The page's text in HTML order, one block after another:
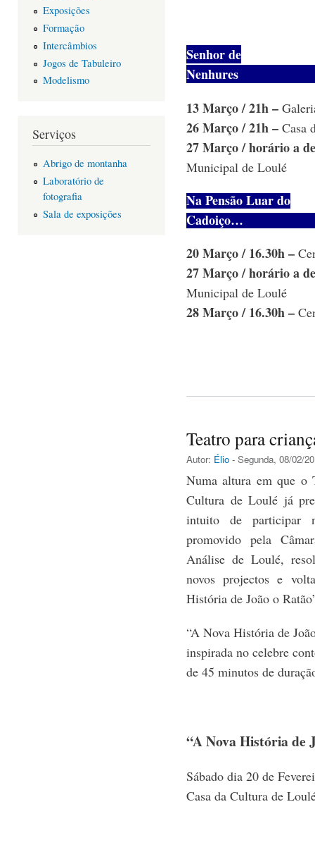
Exposições
Formação
Intercâmbios
Jogos de Tabuleiro
Modelismo
Serviços
Abrigo de montanha
Laboratório de
fotografia
Sala de exposições
Senhor de
13 Março / 21h –
26 Março / 21h – Casa
27 Março / horário a
Municipal de Loulé
Na Pensão Luar do
20 Março / 16.30h –
27 Março / horário a
Municipal de Loulé
28 Março / 16.30h –
Teatro para
Autor: Élio - Segunda, 08/02/
Numa altura em que o
Cultura de Loulé já
intuito de participar
promovido pela
Análise de Loulé,
novos projectos e
História de João o
“A Nova História de
inspirada no celebre
de 45 minutos de
“A Nova História de
Sábado dia 20 de
Casa da Cultura de